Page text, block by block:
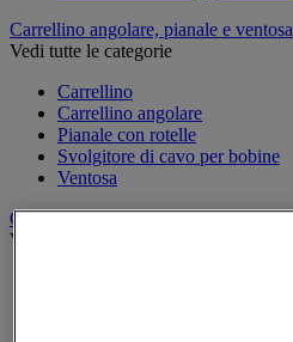
Carrellino angolare, pianale e ventosa
Vedi tutte le categorie
Carrellino
Carrellino angolare
Pianale con rotelle
Svolgitore di cavo per bobine
Ventosa
Carrello
Vedi tutte le categorie